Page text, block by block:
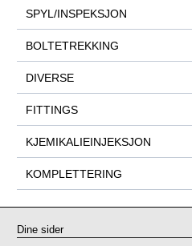
SPYL/INSPEKSJON
BOLTETREKKING
DIVERSE
FITTINGS
KJEMIKALIEINJEKSJON
KOMPLETTERING
Dine sider